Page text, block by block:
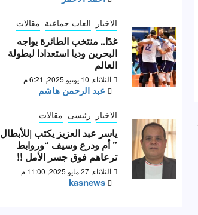
الاخبار العاب جماعية مقالات
غدًا.. منتخب الطائرة يواجه
البحرين وديا استعدادا لبطولة
العالم
الثلاثاء, 10 يونيو 2025, 6:21 م
عبد الرحمن هاشم
الاخبار رئيسى مقالات
ياسر عبد العزيز يكتب |للأبطال
” أم ودرع وسيف “وروابط
ترعاهم فوق جسر الأمل !!
الثلاثاء, 27 مايو 2025, 11:00 م
kasnews